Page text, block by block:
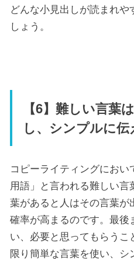
どんな小見出しが読まれ
しょう。
【6】難しい言葉
し、シンプルに伝
コピーライティングにお
用語」と言われる難しい
葉があると人はその言葉
確率が高まるのです。最後
い、必要と思ってもらう
限り簡単な言葉を使い、シ